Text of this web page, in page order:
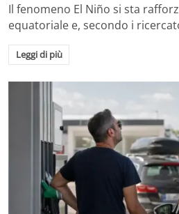
Il fenomeno El Niño si sta
equatoriale e, secondo i
Leggi di più